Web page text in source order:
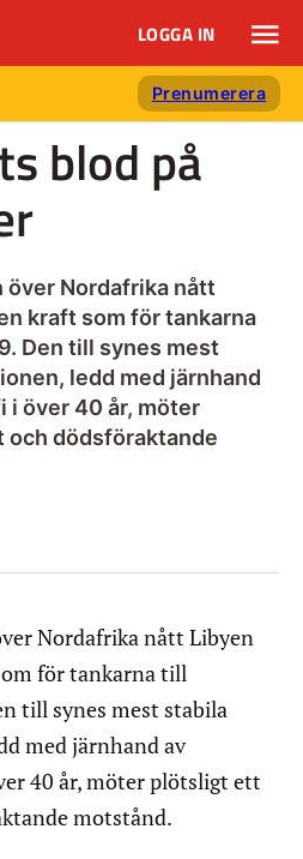
LOGGA IN
Prenumerera
blod på
över Nordafrika nått
kraft som för tankarna
Den till synes mest
ledd med järnhand
i över 40 år, möter
dödsföraktande
Nordafrika nått Libyen
för tankarna till
till synes mest stabila
med järnhand av
40 år, möter plötsligt ett
motstånd.